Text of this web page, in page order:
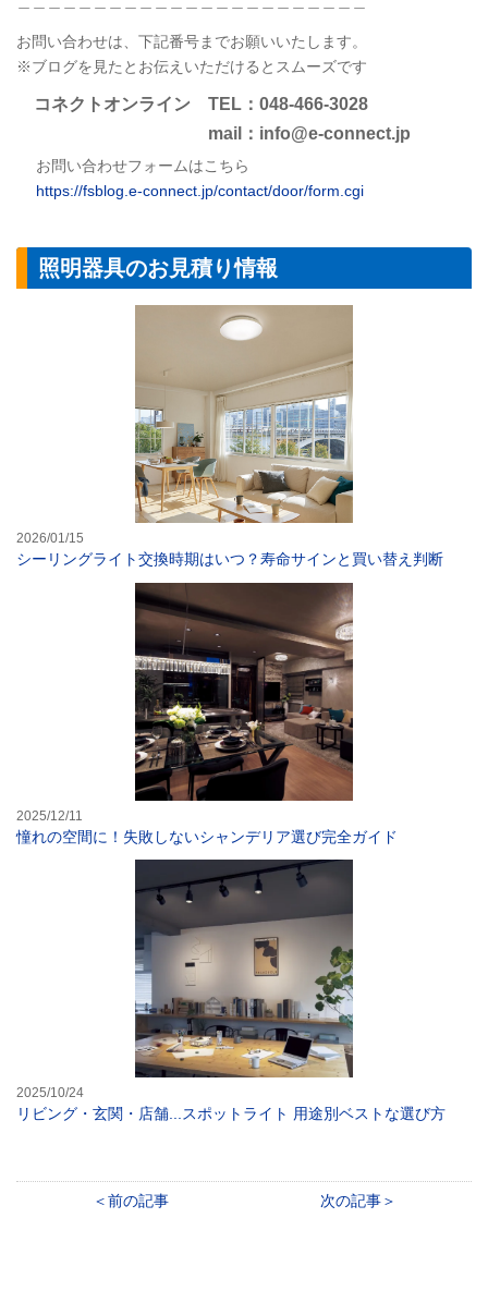
お問い合わせは、下記番号までお願いいたします。
※ブログを見たとお伝えいただけるとスムーズです
コネクトオンライン TEL：048-466-3028
mail：info@e-connect.jp
お問い合わせフォームはこちら
https://fsblog.e-connect.jp/contact/door/form.cgi
照明器具のお見積り情報
2026/01/15
シーリングライト交換時期はいつ？寿命サインと買い替え判断
2025/12/11
憧れの空間に！失敗しないシャンデリア選び完全ガイド
2025/10/24
リビング・玄関・店舗...スポットライト 用途別ベストな選び方
前の記事 次の記事